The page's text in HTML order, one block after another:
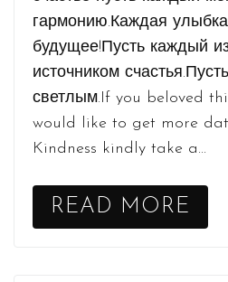
гармонию.Каждая
будущее!Пусть каждый
источником
светлым.If you beloved
would like to get more
Kindness kindly take a...
READ MORE